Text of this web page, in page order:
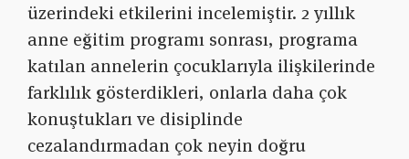
üzerindeki etkilerini incelemiştir. 2 yıllık
anne eğitim programı sonrası, programa
katılan annelerin çocuklarıyla ilişkilerinde
farklılık gösterdikleri, onlarla daha çok
konuştukları ve disiplinde
cezalandırmadan çok neyin doğru